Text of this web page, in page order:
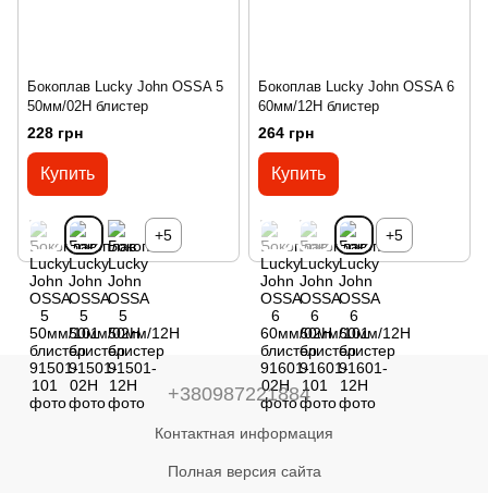
Бокоплав Lucky John OSSA 5
50мм/02H блистер
228 грн
Купить
+5
Бокоплав Lucky John OSSA 6
60мм/12H блистер
264 грн
Купить
+5
+380987221884
Контактная информация
Полная версия сайта